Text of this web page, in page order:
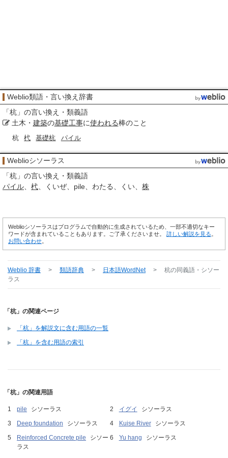
Weblio類語・言い換え辞書
「杭 」の言い換え・類義語
土木・ 建築の基礎工事に使われる棒のこと
杭 杙 基礎杭 パイル
Weblioシソーラス
「杭 」の言い換え・類義語
パイル
杙 くいぜ pile わたる くい 株
Weblioシソーラスはプログラムで自動的に生成されているため、一部不適切なキー
ワードが含まれていることもあります。ご了承くださいませ。 詳しい解説を見る
お問い合わせ
Weblio 辞書 > 類語辞典 > 日本語WordNet > 杭の同義語・シソー
ラス
「杭」の関連ページ
「杭」を解説文に含む用語の一覧
「杭」を含む用語の索引
「杭」の関連用語
pile シソーラス イグイ
シソーラス
Deep foundation
シソーラス Kuise River
シソーラス
Reinforced Concrete pile
シソー
ラス
Yu hang シソーラス